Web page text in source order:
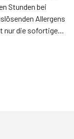
Stunden bei
Allergens
nur die sofortige